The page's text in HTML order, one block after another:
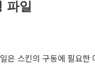
파일
은 스킨의 구동에 필요한